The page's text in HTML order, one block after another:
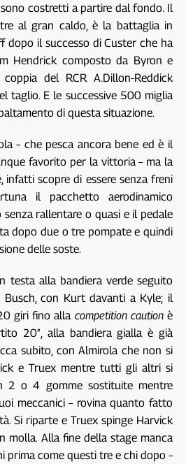
costretti a partire dal fondo. Il
al gran caldo, è la battaglia in
dopo il successo di Custer che ha
Hendrick composto da Byron e
del RCR A.Dillon-Reddick
taglio. E le successive 500 miglia
di questa situazione.
– che pesca ancora bene ed è il
favorito per la vittoria – ma la
infatti scopre di essere senza freni
il pacchetto aerodinamico
rallentare o quasi e il pedale
dopo due o tre pompate e quindi
delle soste.
testa alla bandiera verde seguito
con Kurt davanti a Kyle; il
giri fino alla competition cautionè
20°, alla bandiera gialla è già
subito, con Almirola che non si
e Truex mentre tutti gli altri si
2 o 4 gomme sostituite mentre
meccanici – rovina quanto fatto
Si riparte e Truex spinge Harvick
molla. Alla fine della stage manca
prima come questi tre e chi dopo –